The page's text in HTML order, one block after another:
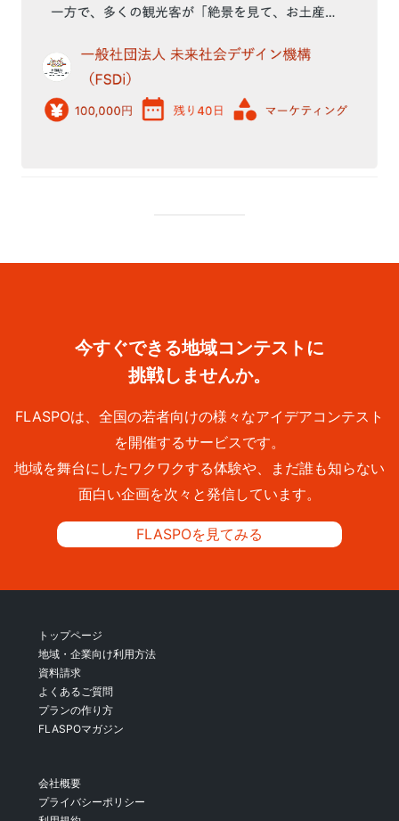
今すぐできる地域コンテストに
挑戦しませんか。
FLASPOは、全国の若者向けの様々なアイデアコンテスト
を開催するサービスです。
地域を舞台にしたワクワクする体験や、まだ誰も知らない
面白い企画を次々と発信しています。
FLASPOを見てみる
トップページ
地域・企業向け利用方法
資料請求
よくあるご質問
プランの作り方
FLASPOマガジン
会社概要
プライバシーポリシー